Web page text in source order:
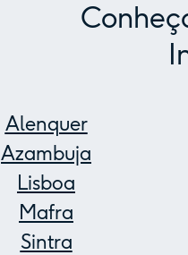
Alenquer
Azambuja
Lisboa
Mafra
Sintra